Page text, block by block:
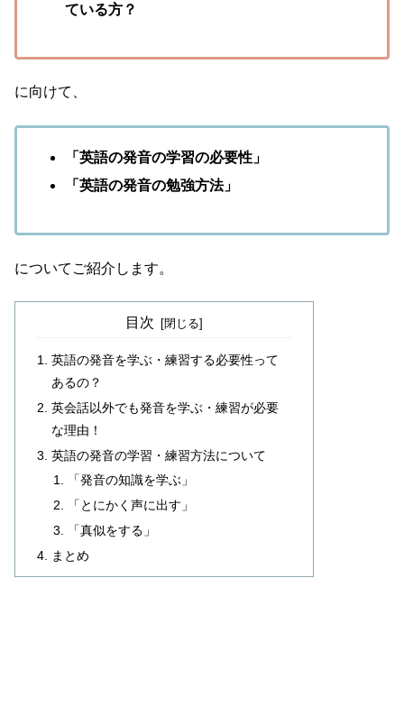
ている方？
に向けて、
「英語の発音の学習の必要性」
「英語の発音の勉強方法」
についてご紹介します。
目次
英語の発音を学ぶ・練習する必要性って
あるの？
英会話以外でも発音を学ぶ・練習が必要
な理由！
英語の発音の学習・練習方法について
「発音の知識を学ぶ」
「とにかく声に出す」
「真似をする」
まとめ